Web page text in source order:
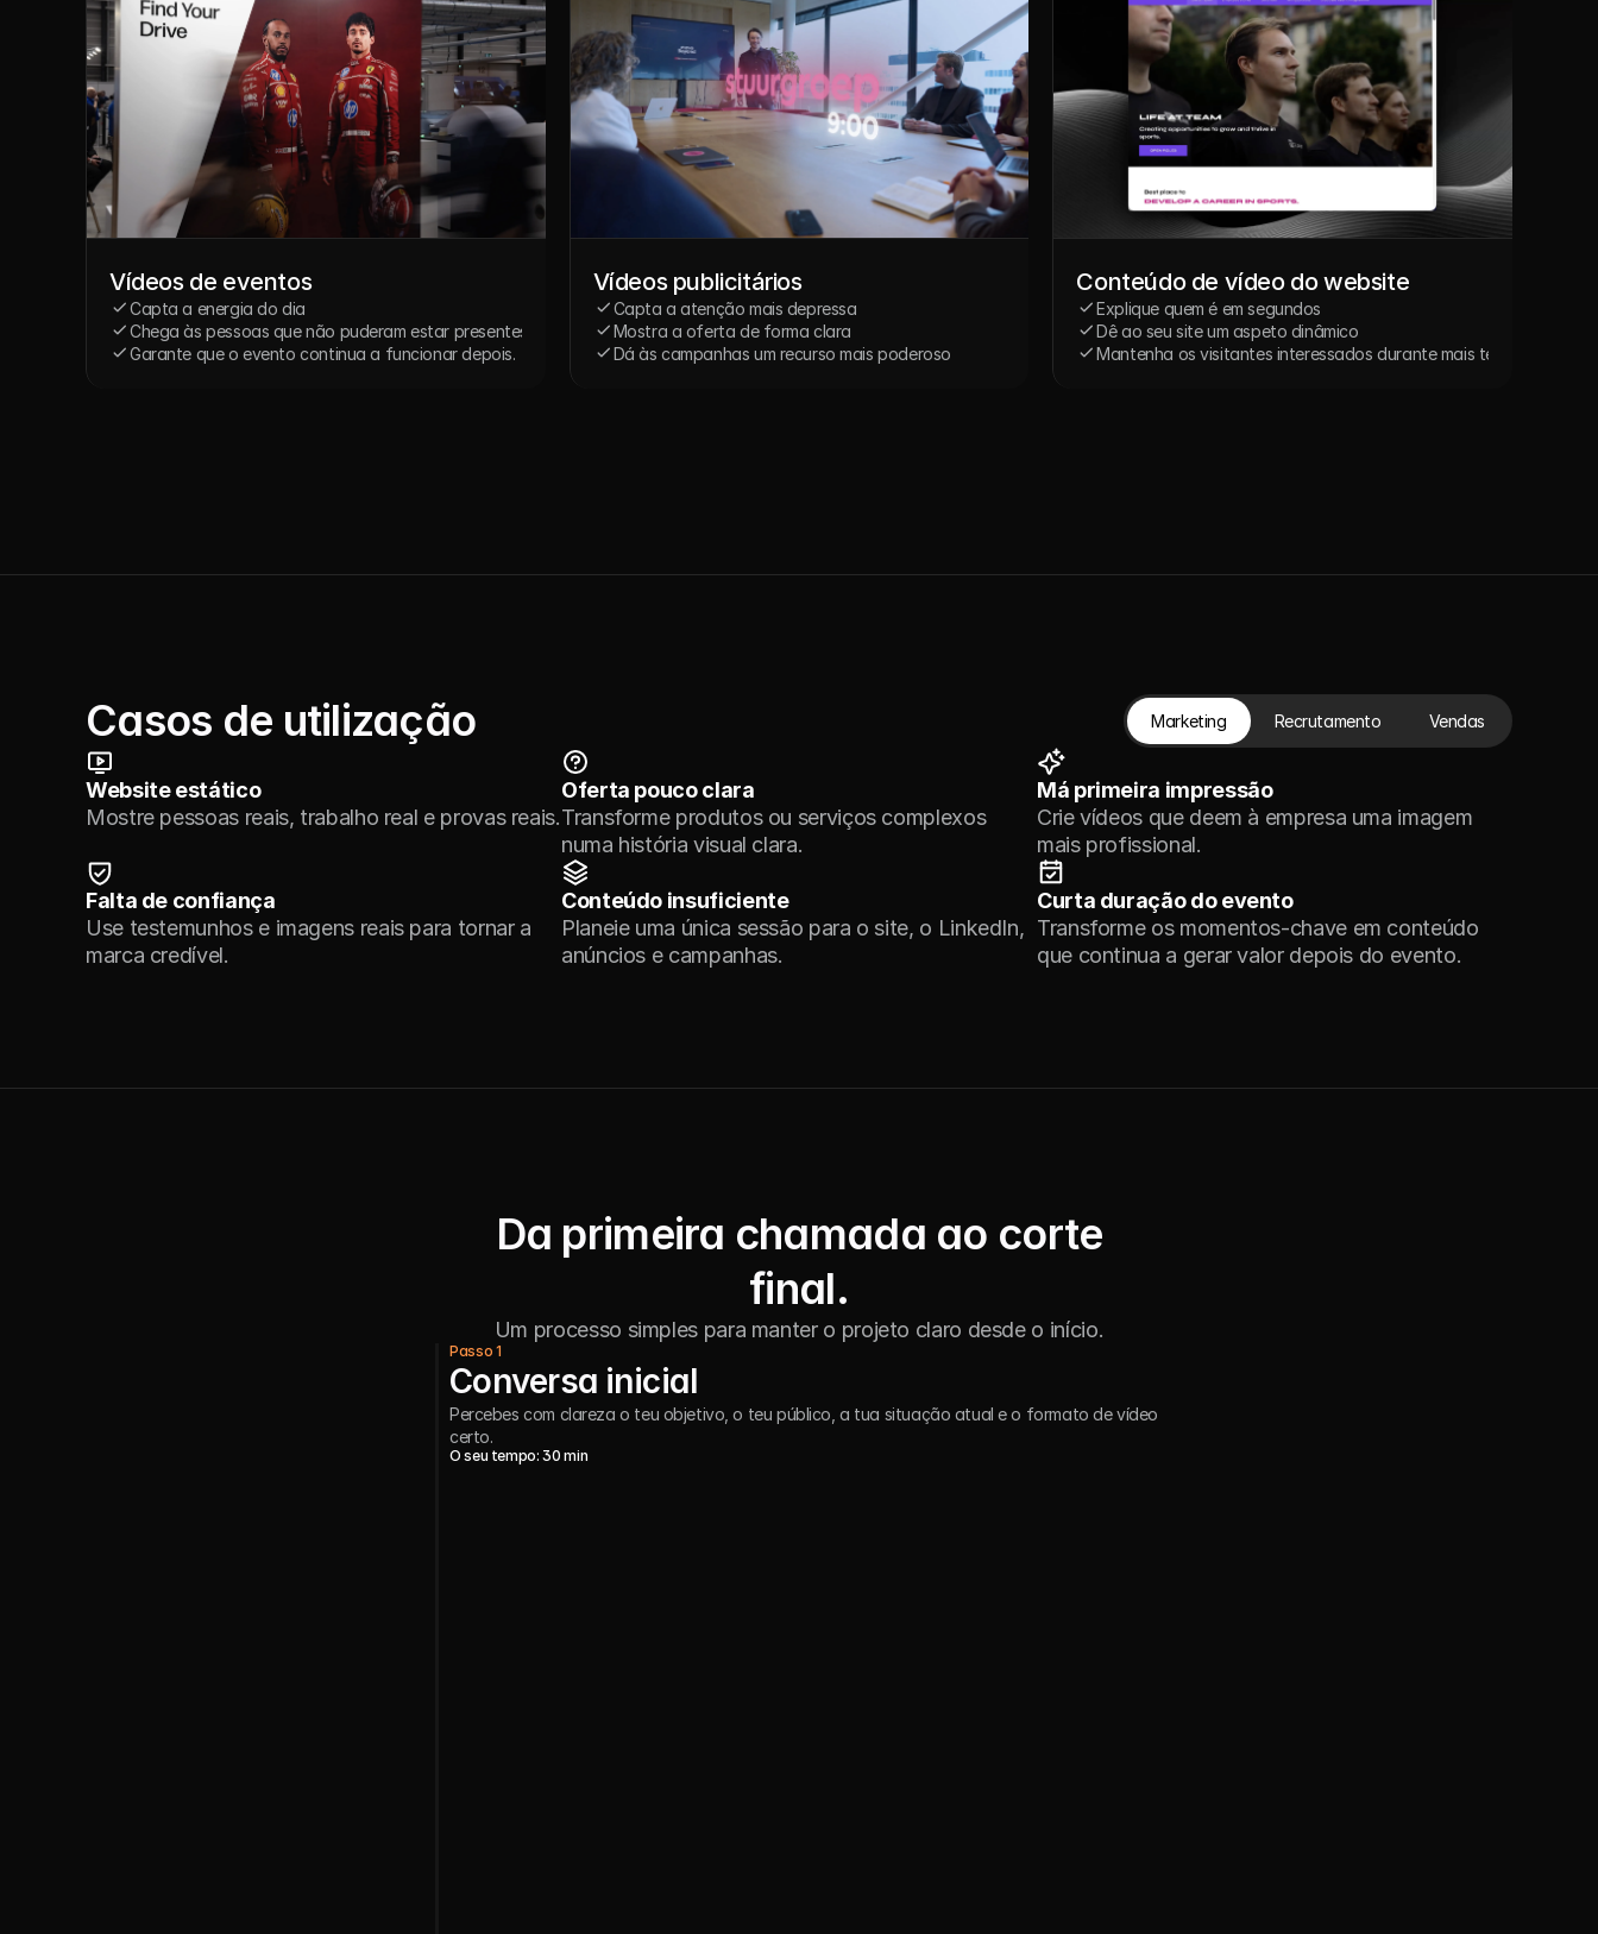
Vídeos de eventos
Capta a energia do dia
Chega às pessoas que não puderam estar presentes
Garante que o evento continua a funcionar depois.
Vídeos publicitários
Capta a atenção mais depressa
Mostra a oferta de forma clara
Dá às campanhas um recurso mais poderoso
Conteúdo de vídeo do website
Explique quem é em segundos
Dê ao seu site um aspeto dinâmico
Mantenha os visitantes interessados durante mais tempo
Casos de utilização Marketing Recrutamento Vendas
Website estático
Mostre pessoas reais, trabalho real e provas reais.
Oferta pouco clara
Transforme produtos ou serviços complexos
numa história visual clara.
Má primeira impressão
Crie vídeos que deem à empresa uma imagem
mais profissional.
Falta de confiança
Use testemunhos e imagens reais para tornar a
marca credível.
Conteúdo insuficiente
Planeie uma única sessão para o site, o LinkedIn,
anúncios e campanhas.
Curta duração do evento
Transforme os momentos-chave em conteúdo
que continua a gerar valor depois do evento.
Da primeira chamada ao corte
final.
Um processo simples para manter o projeto claro desde o início.
Passo 1
Conversa inicial
Percebes com clareza o teu objetivo, o teu público, a tua situação atual e o formato de vídeo
certo.
O seu tempo: 30 min